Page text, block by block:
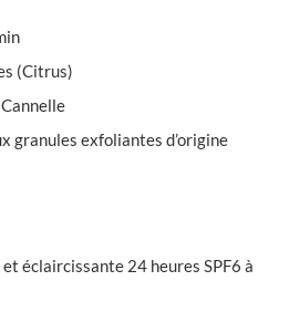
(Citrus)
granules exfoliantes d’origine
éclaircissante 24 heures SPF6 à